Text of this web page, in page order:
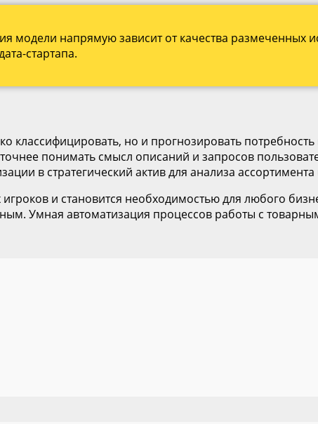
модели напрямую зависит от качества размеченных
стартапа.
классифицировать, но и прогнозировать
понимать смысл описаний и запросов
в стратегический актив для анализа
и становится необходимостью для любого
Умная автоматизация процессов работы с